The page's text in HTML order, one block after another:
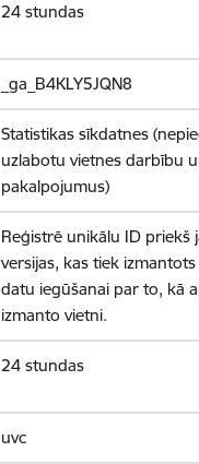
24 stundas
_ga_B4KLY5JQN8
Statistikas sīkdatnes
uzlabotu vietnes darbību
pakalpojumus)
Reģistrē unikālu ID priekš
versijas, kas tiek
datu iegūšanai par to, kā
izmanto vietni.
24 stundas
uvc